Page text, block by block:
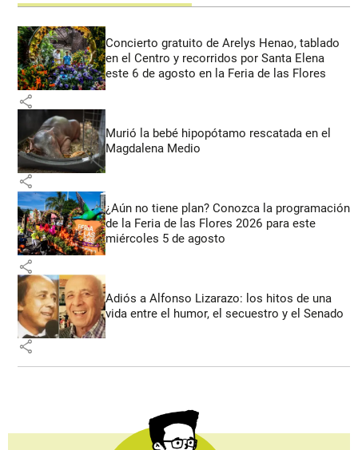
Concierto gratuito de Arelys Henao, tablado
en el Centro y recorridos por Santa Elena
este 6 de agosto en la Feria de las Flores
share
Murió la bebé hipopótamo rescatada en el
Magdalena Medio
share
¿Aún no tiene plan? Conozca la programación
de la Feria de las Flores 2026 para este
miércoles 5 de agosto
share
Adiós a Alfonso Lizarazo: los hitos de una
vida entre el humor, el secuestro y el Senado
share